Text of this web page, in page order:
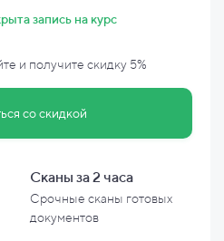
запись на курс
и получите скидку 5%
со скидкой
Сканы за 2 часа
Срочные сканы готовых
документов